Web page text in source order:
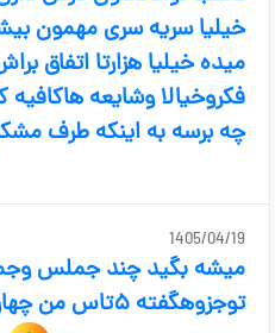
خیلیا سریه سری مهمون
میده خیلیا هزارتا اتفاق
فکروخیالا وشایعه هاکافیه
چه برسه به اینکه طرف
1405/04/19
میشه بگید چند جملس
توجزوهگفته ۵تاس من چهارتاپیدامیکنم